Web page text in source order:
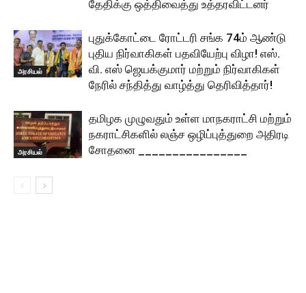
தேதிக்கு ஒத்திவைத்து உத்தரவிட்டனர்
அரசியல்
புதுக்கோட்டை ரோட்டரி சங்க 74ம் ஆண்டு
புதிய நிர்வாகிகள் பதவியேற்பு விழா! எஸ்.
வி. எஸ் ஜெயக்குமார் மற்றும் நிர்வாகிகள்
நேரில் சந்தித்து வாழ்த்து தெரிவித்தார்!
அரசியல்
தமிழக முழுவதும் உள்ள மாநகராட்சி மற்றும்
நகராட்சிகளில் லஞ்ச ஒழிப்புத்துறை அதிரடி
சோதனை ________________